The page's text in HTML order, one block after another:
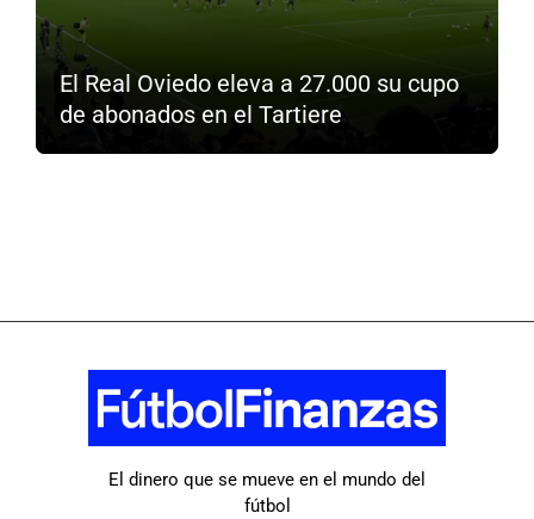
El Real Oviedo eleva a 27.000 su cupo
de abonados en el Tartiere
El dinero que se mueve en el mundo del
fútbol